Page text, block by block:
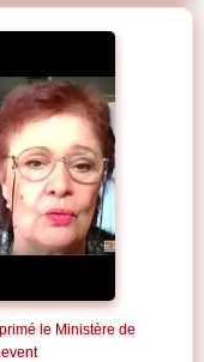
le Ministère de